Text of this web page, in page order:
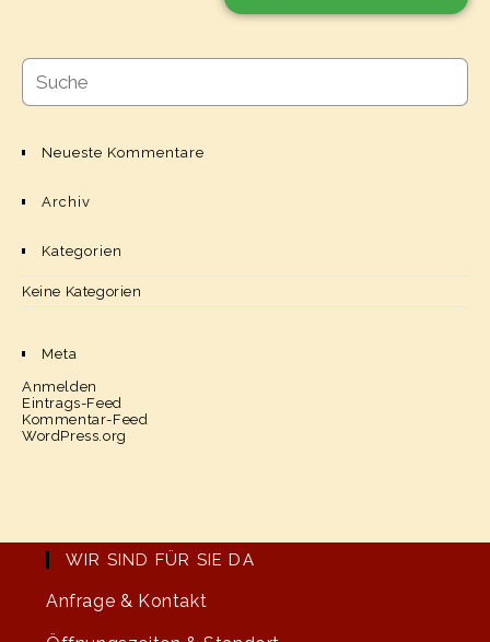
Neueste Kommentare
Archiv
Kategorien
Keine Kategorien
Meta
Anmelden
Eintrags-Feed
Kommentar-Feed
WordPress.org
WIR SIND FÜR SIE DA
Anfrage & Kontakt